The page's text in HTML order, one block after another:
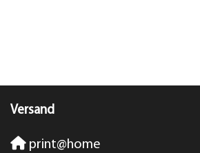
Versand
print@home